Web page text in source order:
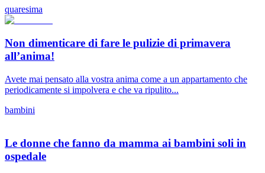
quaresima
Non dimenticare di fare le pulizie di primavera
all’anima!
Avete mai pensato alla vostra anima come a un appartamento che
periodicamente si impolvera e che va ripulito...
bambini
Le donne che fanno da mamma ai bambini soli in
ospedale